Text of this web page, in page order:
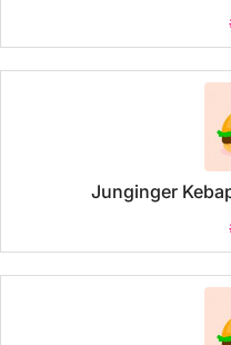
Junginger